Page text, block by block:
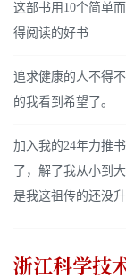
这部书用10个简单
得阅读的好书
追求健康的人不得
的我看到希望了。
加入我的24年力推
了，解了我从小到
是我这祖传的还没
浙江科学技